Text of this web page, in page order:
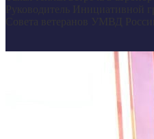
Руководитель Инициативной
Совета ветеранов УМВД